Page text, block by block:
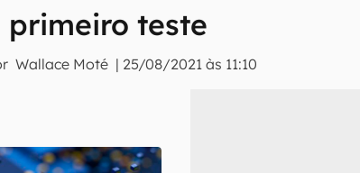
primeiro teste
Wallace Moté | 25/08/2021 às 11:10
receba notícias e reviews sobre tecnologia em primeira
inscreva-se